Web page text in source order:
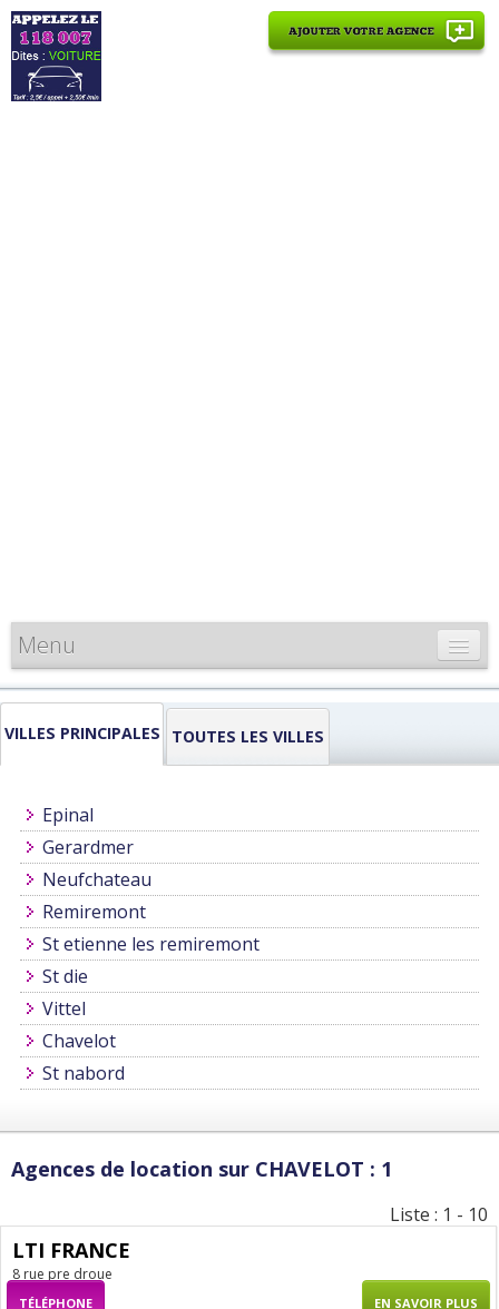
Menu
CARTE DE FRANCE
INFORMATIONS
VILLES PRINCIPALES TOUTES LES VILLES
Epinal
Gerardmer
Neufchateau
Remiremont
St etienne les remiremont
St die
Vittel
Chavelot
St nabord
Agences de location sur CHAVELOT : 1
Liste : 1 - 10
LTI FRANCE
8 rue pre droue
TÉLÉPHONE EN SAVOIR PLUS